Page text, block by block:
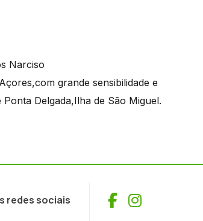
grande sensibilidade e
Delgada,Ilha de São Miguel.
redes sociais Facebook
Instagram